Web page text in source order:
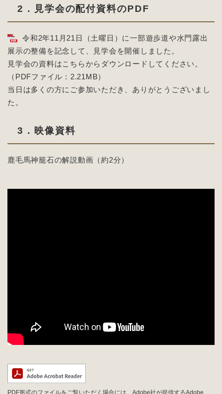
2．見学会の配付資料のPDF
令和2年11月21日（土曜日）に一部遊歩道や水門露出
展示の整備を記念して、見学会を開催しました。
見学会の資料はこちらからダウンロードしてください。
（PDFファイル：2.21MB）
当日は多くの方にご参加いただき、ありがとうございまし
た。
3．映像資料
鹿毛馬神籠石の解説動画（約2分）
PDF形式のファイルをご覧いただく場合には、Adobe社が提供するAdobe